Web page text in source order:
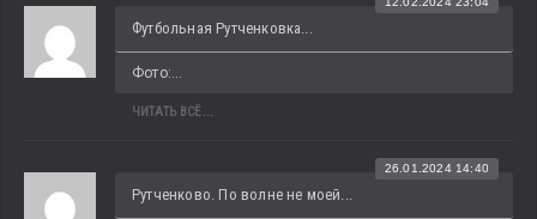
Футбольная Рутченковка...
Фото:...
ЧИТАТЬ ВСЁ...
Рутченково. По волне не моей...
26.01.2024 14:40